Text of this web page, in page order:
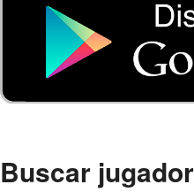
Buscar jugador